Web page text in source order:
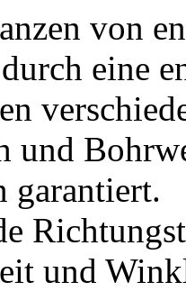
von
eine
und
garantiert.
und